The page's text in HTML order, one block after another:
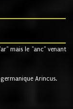
mais le "anc" venant
Arincus.